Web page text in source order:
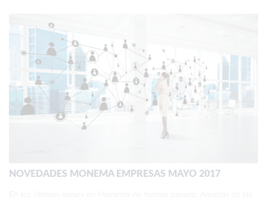
NOVEDADES MONEMA EMPRESAS MAYO 2017
En los últimos meses en Monema no hemos parado. Además de las